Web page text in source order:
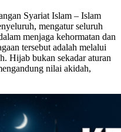
Syariat Islam – Islam
mengatur seluruh
menjaga kehormatan dan
tersebut adalah melalui
Hijab bukan sekadar aturan
nilai akidah,